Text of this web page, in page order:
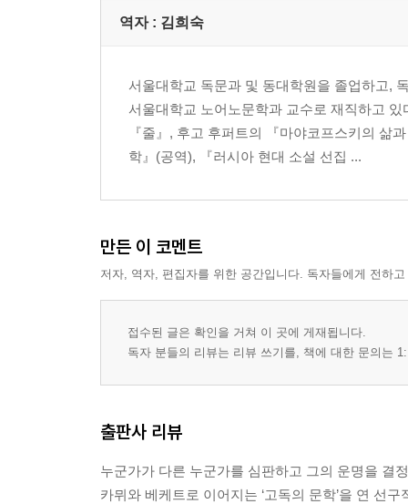
역자 : 김희숙
서울대학교 독문과 및 동대학원을 졸업하고,
서울대학교 노어노문학과 교수로 재직하고
『줄』, 후고 후퍼트의 『마야코프스키의 삶
학』(공역), 『러시아 현대 소설 선집 ...
만든 이 코멘트
저자, 역자, 편집자를 위한 공간입니다. 독자들에게 전하
접수된 글은 확인을 거쳐 이 곳에 게재됩니다.
독자 분들의 리뷰는 리뷰 쓰기를, 책에 대한 문의는
출판사 리뷰
누군가가 다른 누군가를 심판하고 그의 운명을 결
카뮈와 베케트로 이어지는 ‘고독의 문학’을 연 선구